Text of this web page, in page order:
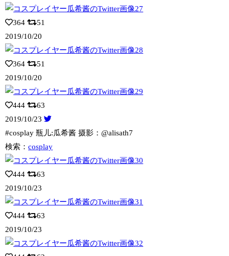
364
51
2019/10/20
364
51
2019/10/20
444
63
2019/10/23
#cosplay 瓶儿:瓜希酱 摄影：@alisath7
検索：cosplay
444
63
2019/10/23
444
63
2019/10/23